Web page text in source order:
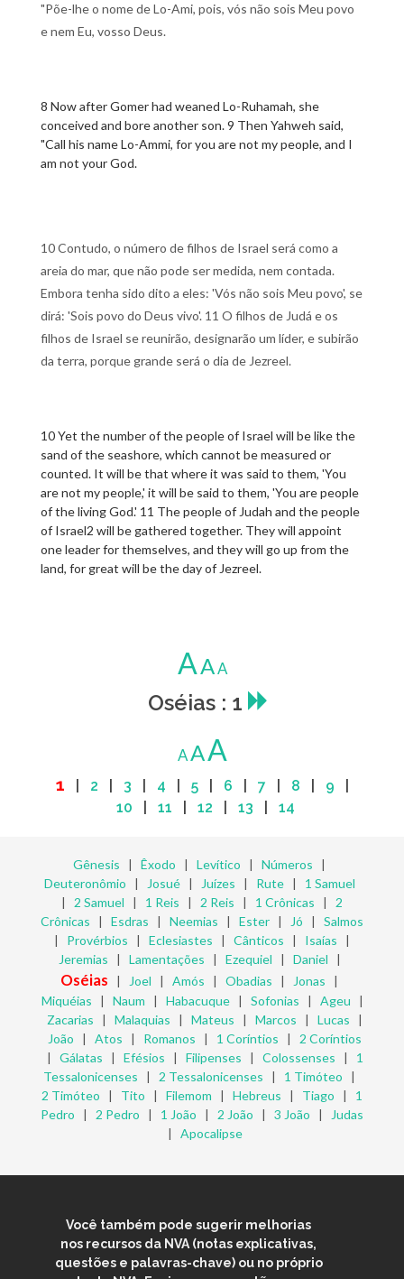
"Põe-lhe o nome de Lo-Ami, pois, vós não sois Meu povo
e nem Eu, vosso Deus.
8 Now after Gomer had weaned Lo-Ruhamah, she
conceived and bore another son. 9 Then Yahweh said,
"Call his name Lo-Ammi, for you are not my people, and I
am not your God.
10 Contudo, o número de filhos de Israel será como a
areia do mar, que não pode ser medida, nem contada.
Embora tenha sido dito a eles: 'Vós não sois Meu povo', se
dirá: 'Sois povo do Deus vivo'. 11 O filhos de Judá e os
filhos de Israel se reunirão, designarão um líder, e subirão
da terra, porque grande será o dia de Jezreel.
10 Yet the number of the people of Israel will be like the
sand of the seashore, which cannot be measured or
counted. It will be that where it was said to them, 'You
are not my people,' it will be said to them, 'You are people
of the living God.' 11 The people of Judah and the people
of Israel2 will be gathered together. They will appoint
one leader for themselves, and they will go up from the
land, for great will be the day of Jezreel.
AAA
Oséias : 1
AAA
1 2 3 4 5| 6 7 8 9
10
11 12 13 14
Gênesis | Êxodo | Levítico | Números |
Deuteronômio | Josué| Juízes | Rute| 1 Samuel
| 2 Samuel | 1 Reis | 2 Reis | 1 Crônicas | 2
Crônicas | Esdras | Neemias | Ester | Jó | Salmos
| Provérbios | Eclesiastes | Cânticos | Isaías |
Jeremias | Lamentações | Ezequiel | Daniel |
Oséias | Joel | Amós | Obadias | Jonas |
Miquéias | Naum | Habacuque| Sofonias | Ageu |
Zacarias | Malaquias | Mateus | Marcos | Lucas |
João | Atos | Romanos | 1 Coríntios | 2 Coríntios
| Gálatas | Efésios | Filipenses | Colossenses | 1
Tessalonicenses | 2 Tessalonicenses | 1 Timóteo |
2 Timóteo | Tito | Filemom | Hebreus | Tiago | 1
Pedro | 2 Pedro | 1 João | 2 João | 3 João |
Judas
| Apocalipse
Você também pode sugerir melhorias
nos recursos da NVA (notas explicativas,
questões e palavras-chave) ou no próprio